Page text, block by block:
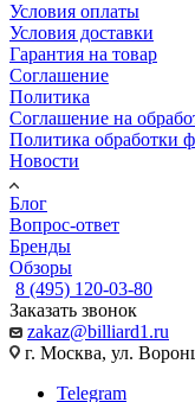
Условия оплаты
Условия доставки
Гарантия на товар
Соглашение
Политика
Соглашение на
Политика обработки
Новости
Блог
Вопрос-ответ
Бренды
Обзоры
8 (495) 120-03-80
Заказать звонок
zakaz@billiard1.ru
г. Москва, ул.
Telegram